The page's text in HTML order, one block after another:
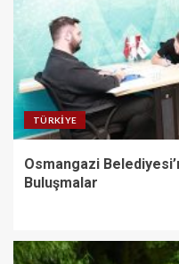
TÜRKIYE
Osmangazi
Buluşmalar